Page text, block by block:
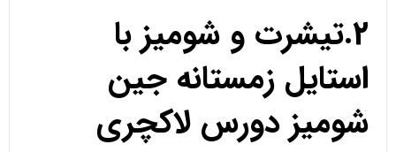
2.تیشرت و شومیز با
استایل زمستانه جین
شومیز دورس لاکچری